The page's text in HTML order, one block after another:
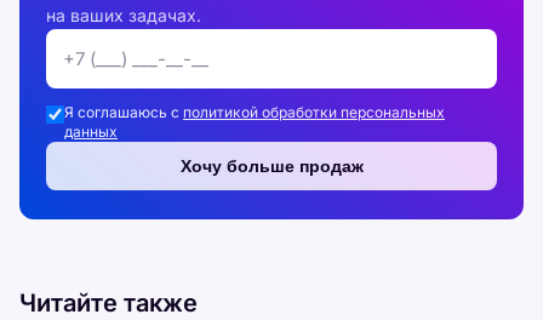
на ваших задачах.
Я соглашаюсь с политикой обработки персональных
данных
Хочу больше продаж
Читайте также